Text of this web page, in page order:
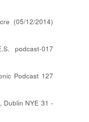
(05/12/2014)
podcast-017
Podcast 127
Dublin NYE 31 -